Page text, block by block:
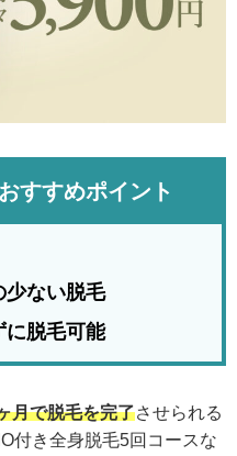
すすめポイント
少ない脱毛
に脱毛可能
月で脱毛を完了させられる
付き全身脱毛5回コースな